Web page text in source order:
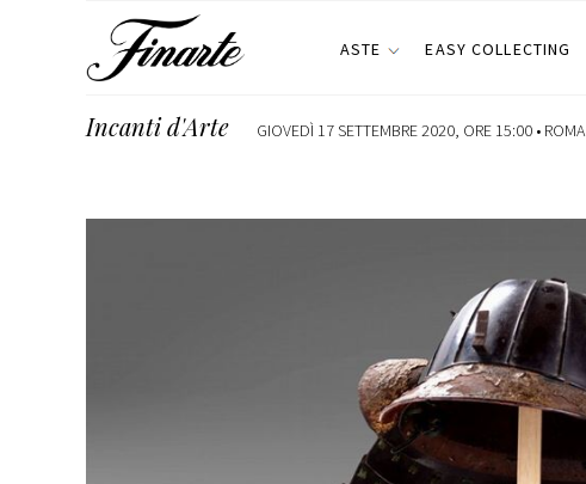
ASTE EASY COLLECTING
Incanti d'Arte GIOVEDÌ 17 SETTEMBRE 2020, ORE 15:00 • ROMA